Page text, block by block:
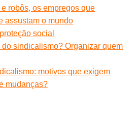
robôs, os empregos que
assustam o mundo
social
do sindicalismo? Organizar quem
motivos que exigem
mudanças?